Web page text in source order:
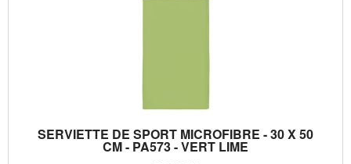
SERVIETTE DE SPORT MICROFIBRE - 30 X 50
CM - PA573 - VERT LIME